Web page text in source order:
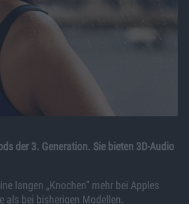
der 3. Generation. Sie bieten 3D-Audio
langen „Knochen“ mehr bei Apples
als bei bisherigen Modellen.